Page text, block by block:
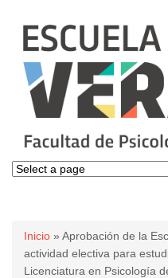
Se encuentra
Inicio » Aprobación de la
actividad electiva para
Licenciatura en Psicología